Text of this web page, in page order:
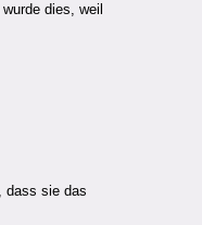
dies, weil
dass sie das